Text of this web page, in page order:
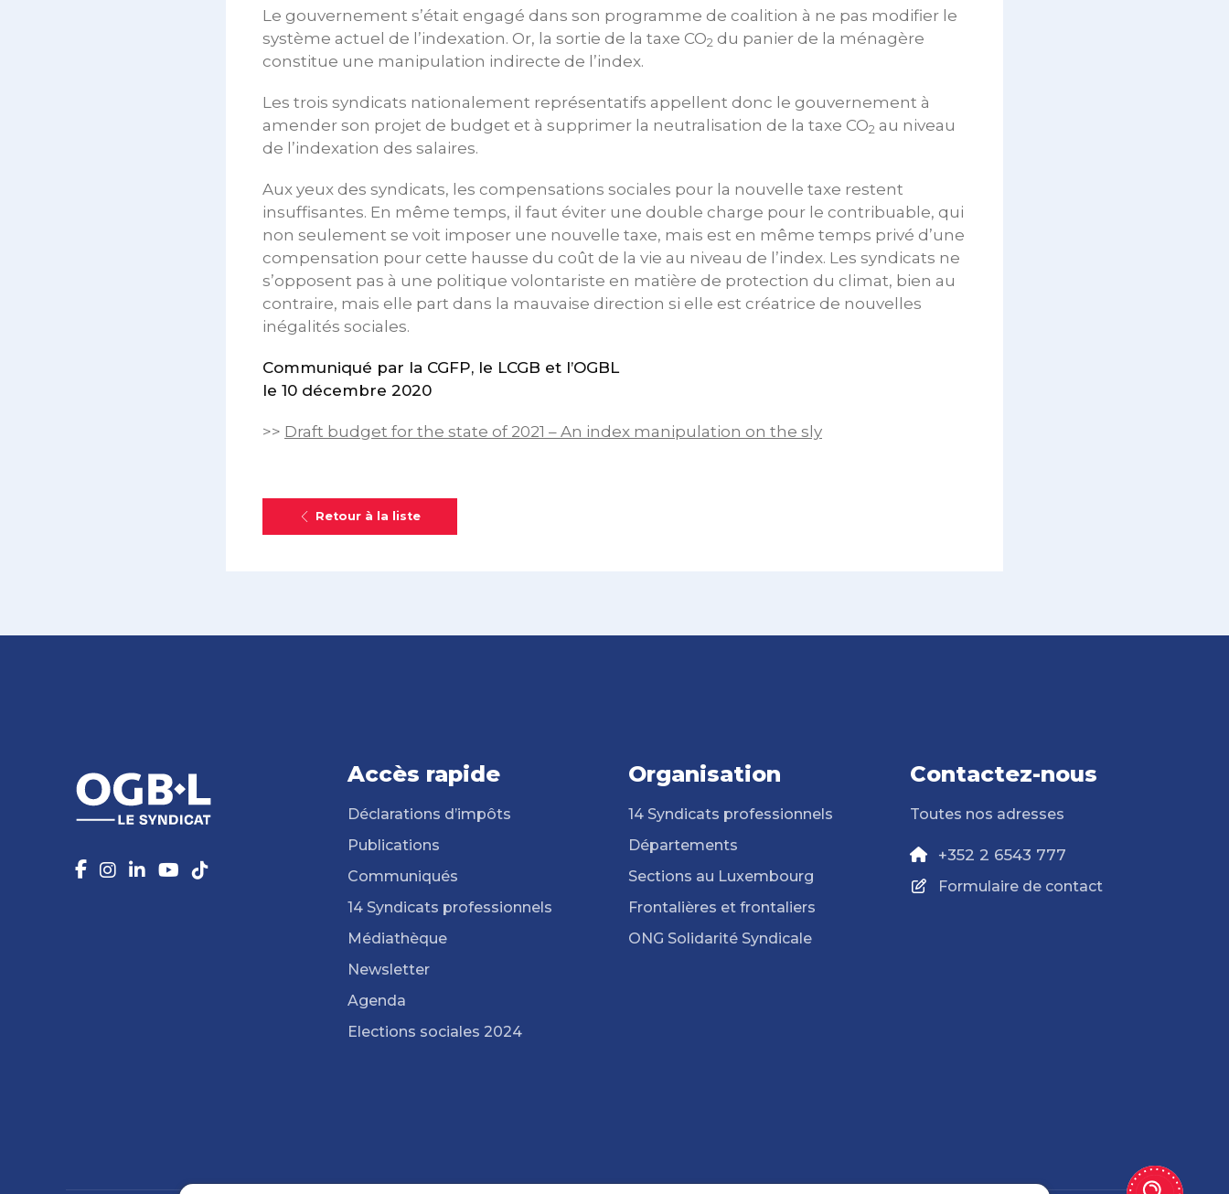
Le gouvernement s’était engagé dans son programme de coalition à ne pas modifier le
système actuel de l’indexation. Or, la sortie de la taxe CO2 du panier de la ménagère
constitue une manipulation indirecte de l’index.
Les trois syndicats nationalement représentatifs appellent donc le gouvernement à
amender son projet de budget et à supprimer la neutralisation de la taxe CO2 au niveau
de l’indexation des salaires.
Aux yeux des syndicats, les compensations sociales pour la nouvelle taxe restent
insuffisantes. En même temps, il faut éviter une double charge pour le contribuable, qui
non seulement se voit imposer une nouvelle taxe, mais est en même temps privé d’une
compensation pour cette hausse du coût de la vie au niveau de l’index. Les syndicats ne
s’opposent pas à une politique volontariste en matière de protection du climat, bien au
contraire, mais elle part dans la mauvaise direction si elle est créatrice de nouvelles
inégalités sociales.
Communiqué par la CGFP, le LCGB et l’OGBL
le 10 décembre 2020
>> Draft budget for the state of 2021 – An index manipulation on the sly
Retour à la liste
Accès rapide
Déclarations d’impôts
Publications
Communiqués
14 Syndicats professionnels
Médiathèque
Newsletter
Agenda
Elections sociales 2024
Organisation
14 Syndicats professionnels
Départements
Sections au Luxembourg
Frontalières et frontaliers
ONG Solidarité Syndicale
Contactez-nous
Toutes nos adresses
+352 2 6543 777
Formulaire de contact